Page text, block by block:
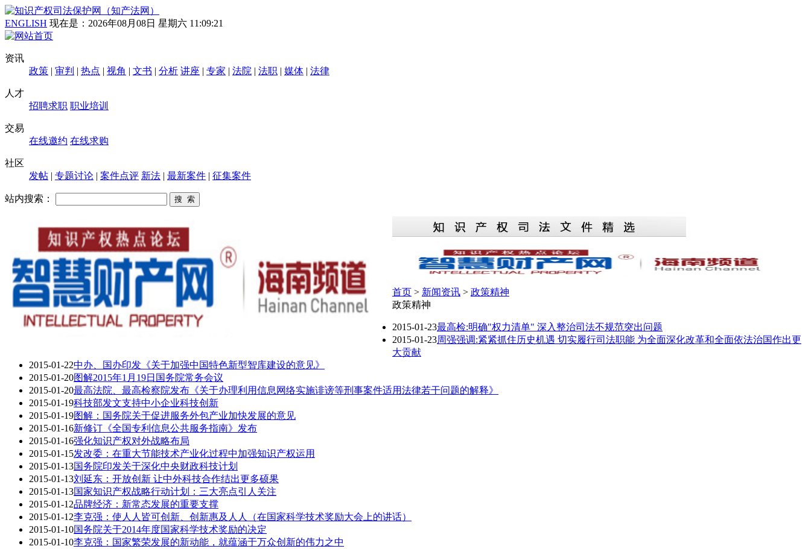
ENGLISH 现在是： 2026年08月08日 星期六 11:09:22
资讯
政策 | 审判 | 热点 | 视角 | 文书 | 分析 讲座 | 专家 | 法院 | 法职 | 媒体 | 法律
人才
招聘求职 职业培训
交易
在线邀约 在线求购
社区
发帖 | 专题讨论 | 案件点评 新法 | 最新案件 | 征集案件
站内搜索：
首页 > 新闻资讯 > 政策精神
政策精神
2015-01-23最高检:明确"权力清单" 深入整治司法不规范突出问题
2015-01-23周强强调:紧紧抓住历史机遇 切实履行司法职能 为全面深化改革和全面依法治国作出更
大贡献
2015-01-22中办、国办印发《关于加强中国特色新型智库建设的意见》
2015-01-20图解2015年1月19日国务院常务会议
2015-01-20最高法院、最高检察院发布《关于办理利用信息网络实施诽谤等刑事案件适用法律若干问题的解释》
2015-01-19科技部发文支持中小企业科技创新
2015-01-19图解：国务院关于促进服务外包产业加快发展的意见
2015-01-16新修订《全国专利信息公共服务指南》发布
2015-01-16强化知识产权对外战略布局
2015-01-15发改委：在重大节能技术产业化过程中加强知识产权运用
2015-01-13国务院印发关于深化中央财政科技计划
2015-01-13刘延东：开放创新 让中外科技合作结出更多硕果
2015-01-13国家知识产权战略行动计划：三大亮点引人关注
2015-01-12品牌经济：新常态发展的重要支撑
2015-01-12李克强：使人人皆可创新、创新惠及人人（在国家科学技术奖励大会上的讲话）
2015-01-10国务院关于2014年度国家科学技术奖励的决定
2015-01-10李克强：国家繁荣发展的新动能，就蕴涵于万众创新的伟力之中